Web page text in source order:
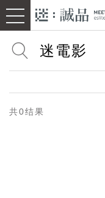
共0结果